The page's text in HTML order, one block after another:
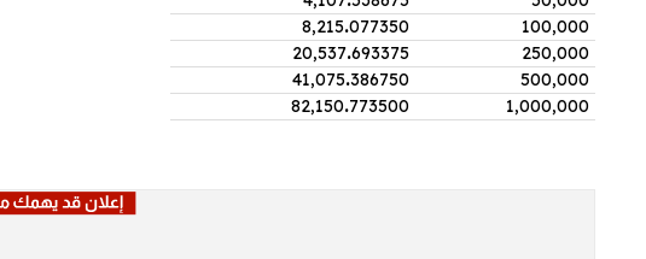
100,000
8,215.077350
250,000
20,537.693375
500,000
41,075.386750
1,000,000
82,150.773500